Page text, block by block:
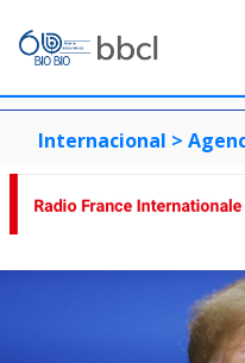
Internacional >